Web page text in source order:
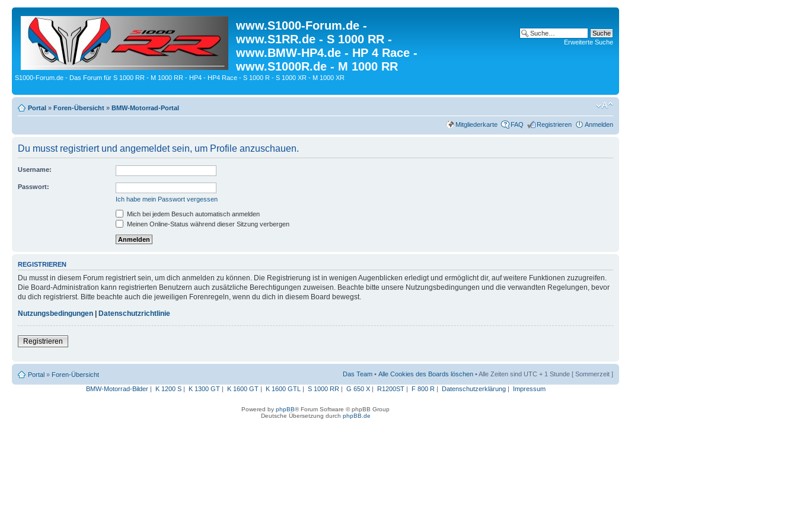
www.S1000-Forum.de -
www.S1RR.de - S 1000 RR -
www.BMW-HP4.de - HP 4 Race -
www.S1000R.de - M 1000 RR
S1000-Forum.de - Das Forum für S 1000 RR - M 1000 RR - HP4 - HP4 Race - S 1000 R - S 1000 XR - M 1000 XR
Erweiterte Suche
Portal » Foren-Übersicht » BMW-Motorrad-Portal
Mitgliederkarte FAQ Registrieren Anmelden
Du musst registriert und angemeldet sein, um Profile anzuschauen.
Username:
Passwort:
Ich habe mein Passwort vergessen
Mich bei jedem Besuch automatisch anmelden
Meinen Online-Status während dieser Sitzung verbergen
REGISTRIEREN
Du musst in diesem Forum registriert sein, um dich anmelden zu können. Die Registrierung ist in wenigen Augenblicken erledigt und ermöglicht dir, auf weitere Funktionen zuzugreifen.
Die Board-Administration kann registrierten Benutzern auch zusätzliche Berechtigungen zuweisen. Beachte bitte unsere Nutzungsbedingungen und die verwandten Regelungen, bevor
du dich registrierst. Bitte beachte auch die jeweiligen Forenregeln, wenn du dich in diesem Board bewegst.
Nutzungsbedingungen
Datenschutzrichtlinie
Registrieren
Portal » Foren-Übersicht Das Team • Alle Cookies des Boards löschen • Alle Zeiten sind UTC + 1 Stunde [ Sommerzeit ]
BMW-Motorrad-Bilder| K 1200 S| K 1300 GT| K 1600 GT| K 1600 GTL | S 1000 RR | G 650 X| R1200ST| F 800 R | Datenschutzerklärung| Impressum
Powered by phpBB® Forum Software © phpBB Group
Deutsche Übersetzung durch phpBB.de